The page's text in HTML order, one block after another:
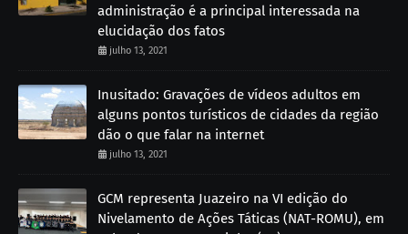
administração é a principal interessada na
elucidação dos fatos
julho 13, 2021
Inusitado: Gravações de vídeos adultos em
alguns pontos turísticos de cidades da região
dão o que falar na internet
julho 13, 2021
GCM representa Juazeiro na VI edição do
Nivelamento de Ações Táticas (NAT-ROMU), em